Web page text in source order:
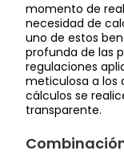
momento de
necesidad de
uno de estos
profunda de las
regulaciones
meticulosa a los
cálculos se
transparente.